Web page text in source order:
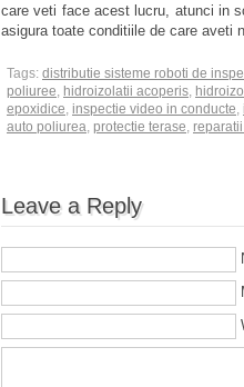
care veti face acest lucru, atunci in
asigura toate conditiile de care aveti
Tags: distributie sisteme roboti de
poliuree, hidroizolatii acoperis,
epoxidice, inspectie video in conducte,
auto poliurea, protectie terase,
Leave a Reply